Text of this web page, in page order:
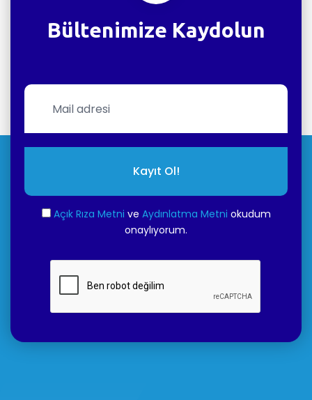
Bültenimize Kaydolun
Kayıt Ol!
Açık Rıza Metni ve Aydınlatma Metni okudum
onaylıyorum.